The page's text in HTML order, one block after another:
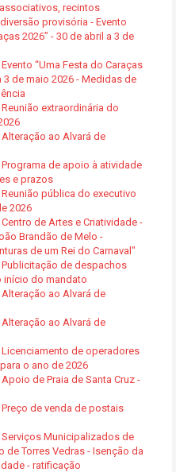
recintos
provisória - Evento
2026” - 30 de abril a 3 de
“Uma Festa do Caraças
3 de maio 2026 - Medidas de
extraordinária do
ao Alvará de
Programa de apoio à atividade
e prazos
Reunião pública do executivo
2026
de Artes e Criatividade -
Brandão de Melo -
de um Rei do Carnaval"
Publicitação de despachos
do mandato
ao Alvará de
ao Alvará de
Licenciamento de operadores
o ano de 2026
de Praia de Santa Cruz -
Preço de venda de postais
Serviços Municipalizados de
de Torres Vedras - Isenção da
- ratificação